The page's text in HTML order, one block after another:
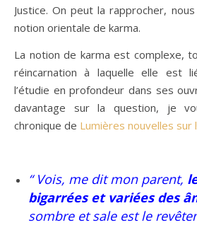
Justice. On peut la rapprocher,
notion orientale de karma.
La notion de karma est complexe,
réincarnation à laquelle elle est
l’étudie en profondeur dans ses
davantage sur la question, je
chronique de Lumières nouvelles sur
“ Vois, me dit mon parent,
bigarrées et variées des
sombre et sale est le